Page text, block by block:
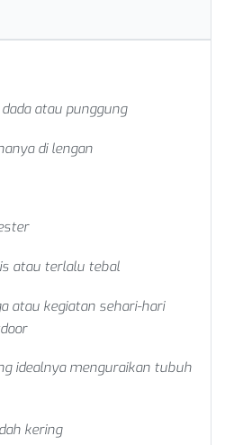
atau punggung
di lengan
atau terlalu tebal
atau kegiatan sehari-hari
idealnya menguraikan tubuh
kering